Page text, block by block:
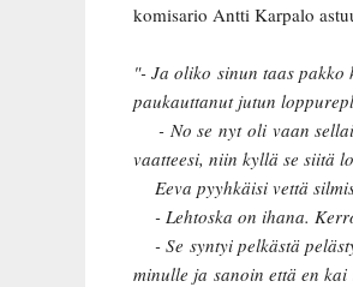
komisario Antti Karpalo
"- Ja oliko sinun taas
paukauttanut jutun
- No se nyt oli vaan
vaatteesi, niin kyllä se siitä
Eeva pyyhkäisi vettä
- Lehtoska on ihana.
- Se syntyi pelkästä
minulle ja sanoin että en